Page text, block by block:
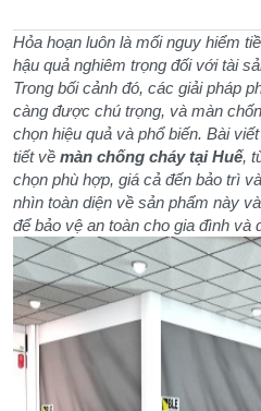
Hỏa hoạn luôn là mối nguy hiểm
hậu quả nghiêm trọng đối với tài
Trong bối cảnh đó, các giải pháp
càng được chú trọng, và màn
chọn hiệu quả và phổ biến. Bài
tiết về màn chống cháy tại Huế,
chọn phù hợp, giá cả đến bảo trì
nhìn toàn diện về sản phẩm này
để bảo vệ an toàn cho gia đình và